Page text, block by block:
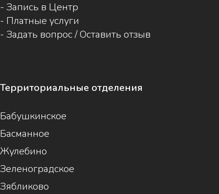
- Запись в Центр
- Платные услуги
- Задать вопрос / Оставить отзыв
Территориальные отделения
Бабушкинское
Басманное
Жулебино
Зеленоградское
Зябликово